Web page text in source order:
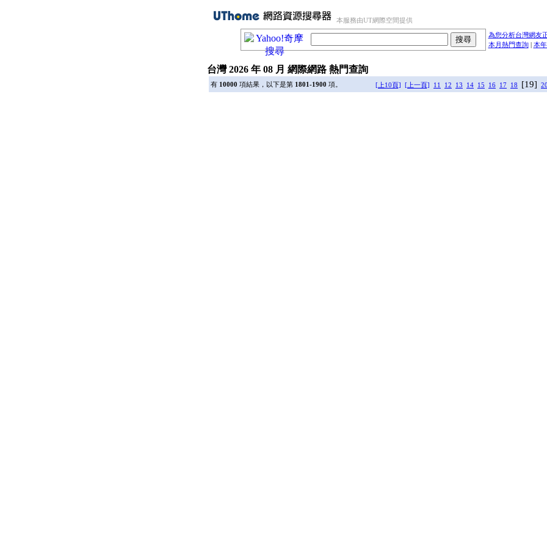
本服務由UT網際空間提供
為您分析台灣網友
本月熱門查詢| 本
台灣 2026 年 08 月 網際網路 熱門查詢
有 10000 項結果，以下是第 1801-1900 項。 [上10頁] [上一頁] 11 12 13 14 15 16 17 18 [19] 20